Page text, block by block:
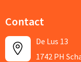
Contact
De Lus 13
1742 PH